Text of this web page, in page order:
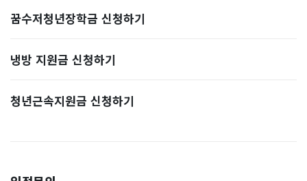
꿈수저청년장학금 신청하기
냉방 지원금 신청하기
청년근속지원금 신청하기